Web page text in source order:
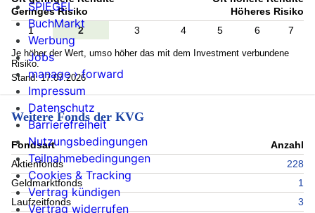
Geringes Risiko
Höheres Risiko
1
2 3 4 5 6 7
Je höher der Wert, umso höher das mit dem Investment verbundene
Risiko.
Stand: 17.07.2026
Weitere Fonds der KVG
Fondsart
Anzahl
Aktienfonds
228
Geldmarktfonds
1
Laufzeitfonds
3
SPIEGEL
BuchMarkt
Werbung
Jobs
manage › forward
Impressum
Datenschutz
Barrierefreiheit
Nutzungsbedingungen
Teilnahmebedingungen
Cookies & Tracking
Vertrag kündigen
Vertrag widerrufen